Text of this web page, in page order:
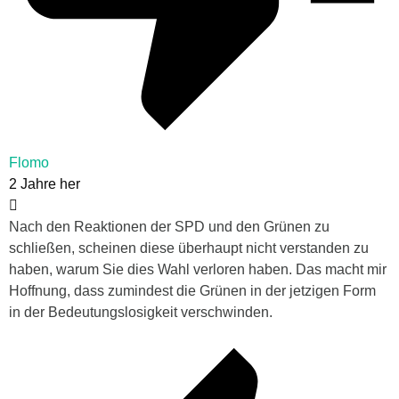
Flomo
2 Jahre her
Nach den Reaktionen der SPD und den Grünen zu
schließen, scheinen diese überhaupt nicht verstanden zu
haben, warum Sie dies Wahl verloren haben. Das macht mir
Hoffnung, dass zumindest die Grünen in der jetzigen Form
in der Bedeutungslosigkeit verschwinden.